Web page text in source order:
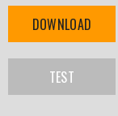
DOWNLOAD
TEST